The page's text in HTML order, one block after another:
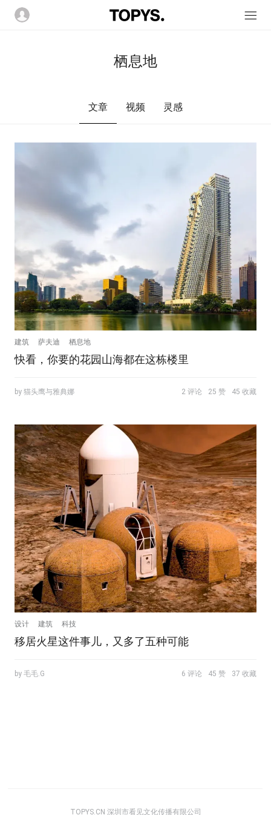
栖息地
文章 视频 灵感
建筑 萨夫迪 栖息地
快看，你要的花园山海都在这栋楼里
by 猫头鹰与雅典娜 2 评论 25 赞 45 收藏
设计 建筑 科技
移居火星这件事儿，又多了五种可能
by 毛毛.G 6 评论 45 赞 37 收藏
TOPYS.CN 深圳市看见文化传播有限公司